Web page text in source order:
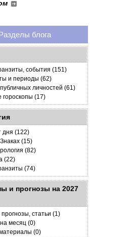
блога
события (151)
и периоды (62)
личностей (61)
(17)
дня (122)
(15)
(82)
(22)
(74)
и прогнозы на 2027
статьи (1)
месяц (0)
(0)